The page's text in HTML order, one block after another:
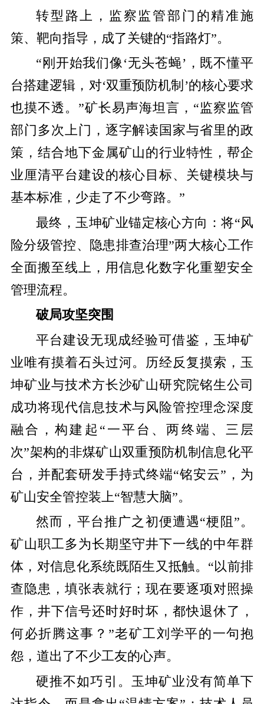
转型路上，监察监管部门的精准施
策、靶向指导，成了关键的“指路灯”。
“刚开始我们像‘无头苍蝇’，既不懂平
台搭建逻辑，对‘双重预防机制’的核心要求
也摸不透。”矿长易声海坦言，“监察监管
部门多次上门，逐字解读国家与省里的政
策，结合地下金属矿山的行业特性，帮企
业厘清平台建设的核心目标、关键模块与
基本标准，少走了不少弯路。”
最终，玉坤矿业锚定核心方向：将“风
险分级管控、隐患排查治理”两大核心工作
全面搬至线上，用信息化数字化重塑安全
管理流程。
破局攻坚突围
平台建设无现成经验可借鉴，玉坤矿
业唯有摸着石头过河。历经反复摸索，玉
坤矿业与技术方长沙矿山研究院铭生公司
成功将现代信息技术与风险管控理念深度
融合，构建起“一平台、两终端、三层
次”架构的非煤矿山双重预防机制信息化平
台，并配套研发手持式终端“铭安云”，为
矿山安全管控装上“智慧大脑”。
然而，平台推广之初便遭遇“梗阻”。
矿山职工多为长期坚守井下一线的中年群
体，对信息化系统既陌生又抵触。“以前排
查隐患，填张表就行；现在要逐项对照操
作，井下信号还时好时坏，都快退休了，
何必折腾这事？”老矿工刘学平的一句抱
怨，道出了不少工友的心声。
硬推不如巧引。玉坤矿业没有简单下